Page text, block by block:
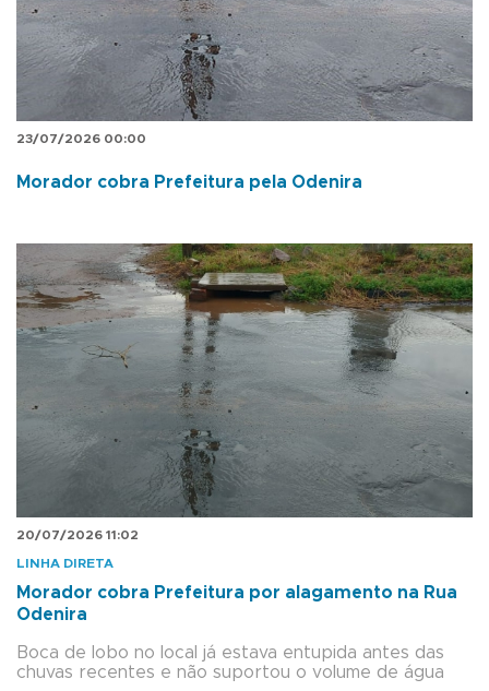
23/07/2026 00:00
Morador cobra Prefeitura pela Odenira
20/07/2026 11:02
LINHA DIRETA
Morador cobra Prefeitura por alagamento na Rua
Odenira
Boca de lobo no local já estava entupida antes das
chuvas recentes e não suportou o volume de água